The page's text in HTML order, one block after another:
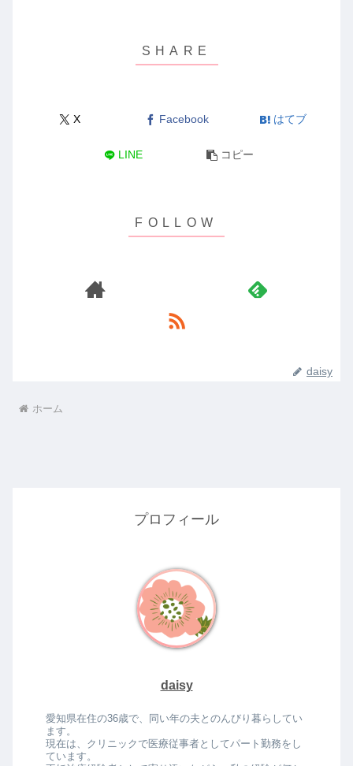
X Facebook はてブ
LINE コピー
daisy
ホーム
プロフィール
daisy
愛知県在住の36歳で、同い年の夫とのんびり暮らしてい
ます。
現在は、クリニックで医療従事者としてパート勤務をし
ています。